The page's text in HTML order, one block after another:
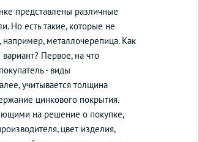
представлены различные
Но есть такие, которые не
например, металлочерепица. Как
Первое, на что
- виды
учитывается толщина
цинкового покрытия.
на решение о покупке,
цвет изделия,